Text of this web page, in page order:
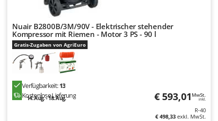
Outdoorchef
P
Palazzetti
Palumbo Pavi
Partisani
Philips
Nuair B2800B/3M/90V - Elektrischer stehender
Kompressor mit Riemen - Motor 3 PS - 90 l
Gratis-Zugaben von AgriEuro
Verfügbarkeit:13
Kostenlose Lieferung
14. Aug. - 18. Aug. € 593,01 MwSt.
inkl.
R-40
€ 498,33 exkl. MwSt.